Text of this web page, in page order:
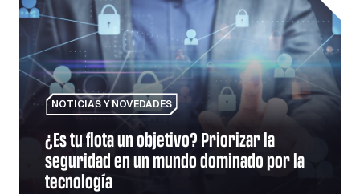
¿Es tu flota un objetivo? Priorizar la seguridad en un
NOTICIAS Y NOVEDADES
¿Es tu flota un objetivo? Priorizar la
seguridad en un mundo dominado por la
tecnología